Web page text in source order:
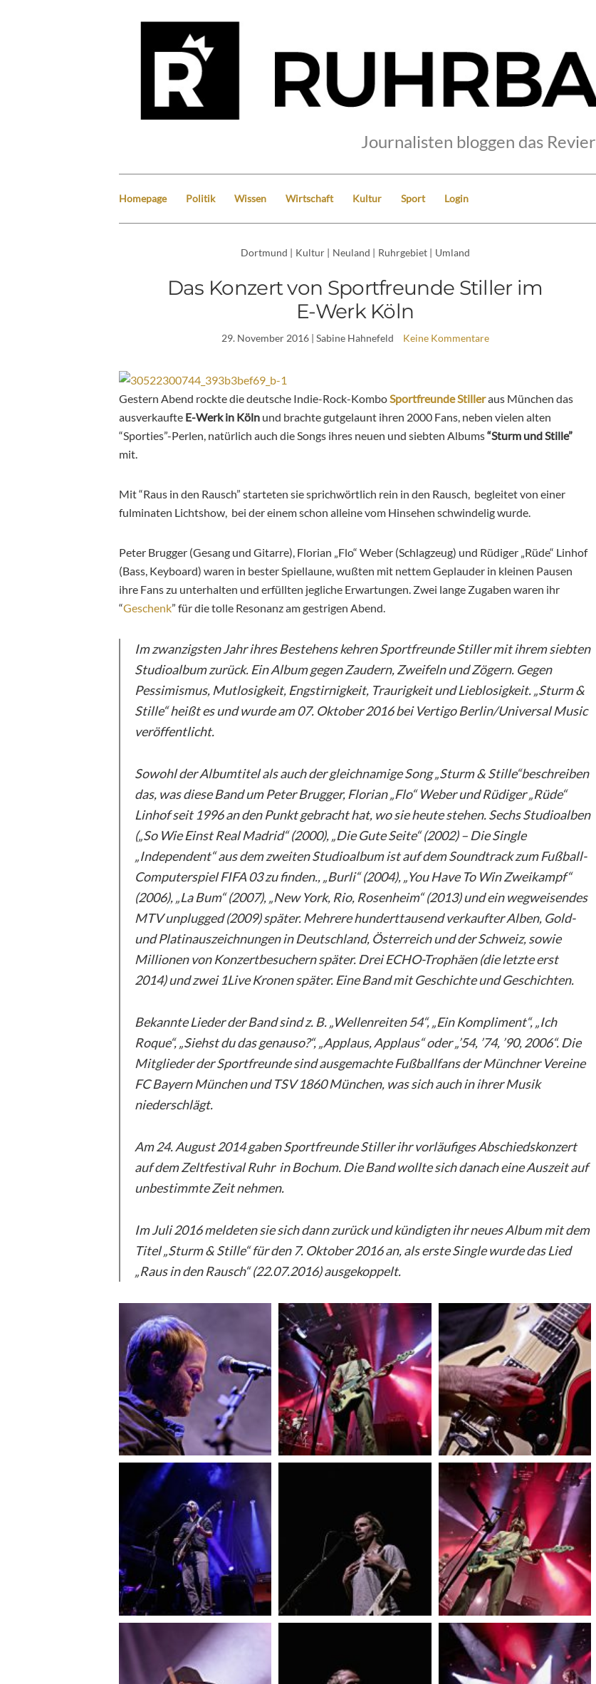
Journalisten bloggen das Revier
Homepage Politik Wissen Wirtschaft Kultur Sport Login
Dortmund | Kultur | Neuland | Ruhrgebiet | Umland
Das Konzert von Sportfreunde Stiller im
E-Werk Köln
29. November 2016| Sabine Hahnefeld Keine Kommentare
Gestern Abend rockte die deutsche Indie-Rock-Kombo Sportfreunde Stilleraus München das
ausverkaufte E-Werk in Köln und brachte gutgelaunt ihren 2000 Fans, neben vielen alten
“Sporties”-Perlen, natürlich auch die Songs ihres neuen und siebten Albums“Sturm und Stille”
mit.
Mit “Raus in den Rausch” starteten sie sprichwörtlich rein in den Rausch, begleitet von einer
fulminaten Lichtshow, bei der einem schon alleine vom Hinsehen schwindelig wurde.
Peter Brugger (Gesang und Gitarre), Florian „Flo“ Weber (Schlagzeug) und Rüdiger „Rüde“ Linhof
(Bass, Keyboard) waren in bester Spiellaune, wußten mit nettem Geplauder in kleinen Pausen
ihre Fans zu unterhalten und erfüllten jegliche Erwartungen. Zwei lange Zugaben waren ihr
“Geschenk” für die tolle Resonanz am gestrigen Abend.
Im zwanzigsten Jahr ihres Bestehens kehren Sportfreunde Stiller mit ihrem siebten
Studioalbum zurück. Ein Album gegen Zaudern, Zweifeln und Zögern. Gegen
Pessimismus, Mutlosigkeit, Engstirnigkeit, Traurigkeit und Lieblosigkeit. „Sturm &
Stille“ heißt es und wurde am 07. Oktober 2016 bei Vertigo Berlin/Universal Music
veröffentlicht.
Sowohl der Albumtitel als auch der gleichnamige Song „Sturm & Stille“beschreiben
das, was diese Band um Peter Brugger, Florian „Flo“ Weber und Rüdiger „Rüde“
Linhof seit 1996 an den Punkt gebracht hat, wo sie heute stehen. Sechs Studioalben
(„So Wie Einst Real Madrid“ (2000), „Die Gute Seite“ (2002) – Die Single
„Independent“ aus dem zweiten Studioalbum ist auf dem Soundtrack zum Fußball-
Computerspiel FIFA 03 zu finden., „Burli“ (2004), „You Have To Win Zweikampf“
(2006), „La Bum“ (2007), „New York, Rio, Rosenheim“ (2013) und ein wegweisendes
MTV unplugged (2009) später. Mehrere hunderttausend verkaufter Alben, Gold-
und Platinauszeichnungen in Deutschland, Österreich und der Schweiz, sowie
Millionen von Konzertbesuchern später. Drei ECHO-Trophäen (die letzte erst
2014) und zwei 1Live Kronen später. Eine Band mit Geschichte und Geschichten.
Bekannte Lieder der Band sind z. B. „Wellenreiten 54“, „Ein Kompliment“, „Ich
Roque“, „Siehst du das genauso?“, „Applaus, Applaus“ oder „’54, ’74, ’90, 2006“. Die
Mitglieder der Sportfreunde sind ausgemachte Fußballfans der Münchner Vereine
FC Bayern München und TSV 1860 München, was sich auch in ihrer Musik
niederschlägt.
Am 24. August 2014 gaben Sportfreunde Stiller ihr vorläufiges Abschiedskonzert
auf dem Zeltfestival Ruhr in Bochum. Die Band wollte sich danach eine Auszeit auf
unbestimmte Zeit nehmen.
Im Juli 2016 meldeten sie sich dann zurück und kündigten ihr neues Album mit dem
Titel „Sturm & Stille“ für den 7. Oktober 2016 an, als erste Single wurde das Lied
„Raus in den Rausch“ (22.07.2016) ausgekoppelt.